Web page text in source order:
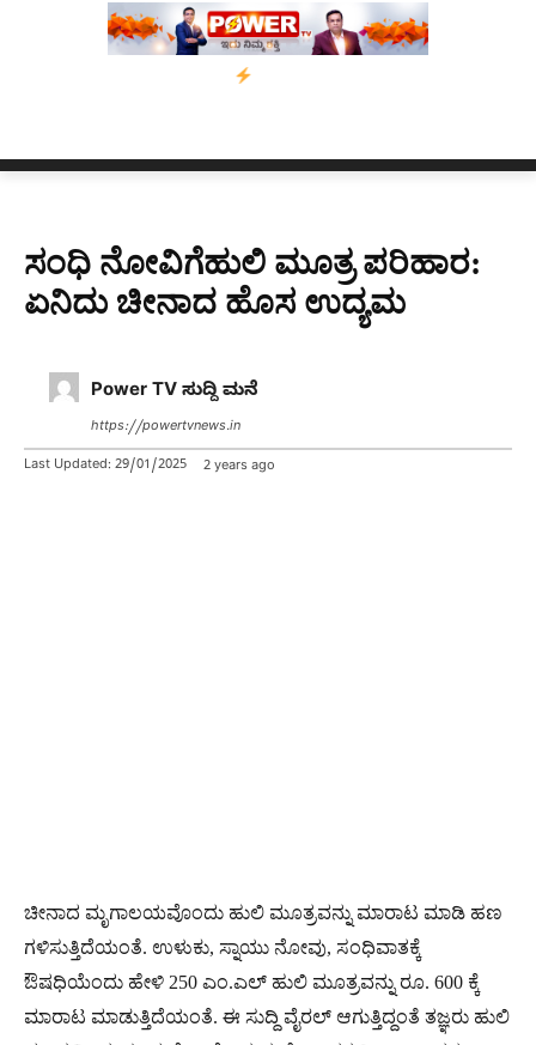
ನ್ಯೂಸ್ ಕಾರ್ಪ್‌ಗೆ ಎಐಯಿಂದ ಸಂಕಷ್ಟ: ಆಸ್ಟ್ರೇಲಿಯಾದಲ್ಲಿ
ಸಂಧಿ ನೋವಿಗೆಹುಲಿ ಮೂತ್ರ ಪರಿಹಾರ:
ಏನಿದು ಚೀನಾದ ಹೊಸ ಉದ್ಯಮ
Power TV ಸುದ್ದಿ ಮನೆ
https://powertvnews.in
Last Updated: 29/01/2025 2 years ago
ಚೀನಾದ ಮೃಗಾಲಯವೊಂದು ಹುಲಿ ಮೂತ್ರವನ್ನು ಮಾರಾಟ ಮಾಡಿ ಹಣ
ಗಳಿಸುತ್ತಿದೆಯಂತೆ. ಉಳುಕು, ಸ್ನಾಯು ನೋವು, ಸಂಧಿವಾತಕ್ಕೆ
ಔಷಧಿಯೆಂದು ಹೇಳಿ 250 ಎಂ.ಎಲ್‌ ಹುಲಿ ಮೂತ್ರವನ್ನು ರೂ. 600 ಕ್ಕೆ
ಮಾರಾಟ ಮಾಡುತ್ತಿದೆಯಂತೆ. ಈ ಸುದ್ದಿ ವೈರಲ್‌ ಆಗುತ್ತಿದ್ದಂತೆ ತಜ್ಞರು ಹುಲಿ